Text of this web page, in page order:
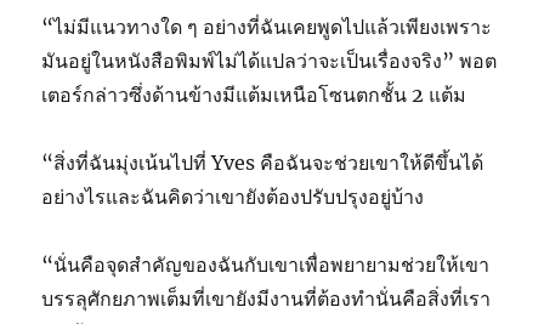
“ไม่มีแนวทางใด ๆ อย่างที่ฉันเคยพูดไปแล้วเพียงเพราะ
มันอยู่ในหนังสือพิมพ์ไม่ได้แปลว่าจะเป็นเรื่องจริง” พอต
เตอร์กล่าวซึ่งด้านข้างมีแต้มเหนือโซนตกชั้น 2 แต้ม
“สิ่งที่ฉันมุ่งเน้นไปที่ Yves คือฉันจะช่วยเขาให้ดีขึ้นได้
อย่างไรและฉันคิดว่าเขายังต้องปรับปรุงอยู่บ้าง
“นั่นคือจุดสำคัญของฉันกับเขาเพื่อพยายามช่วยให้เขา
บรรลุศักยภาพเต็มที่เขายังมีงานที่ต้องทำนั่นคือสิ่งที่เรา